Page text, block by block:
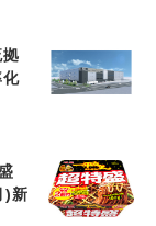
化
)新